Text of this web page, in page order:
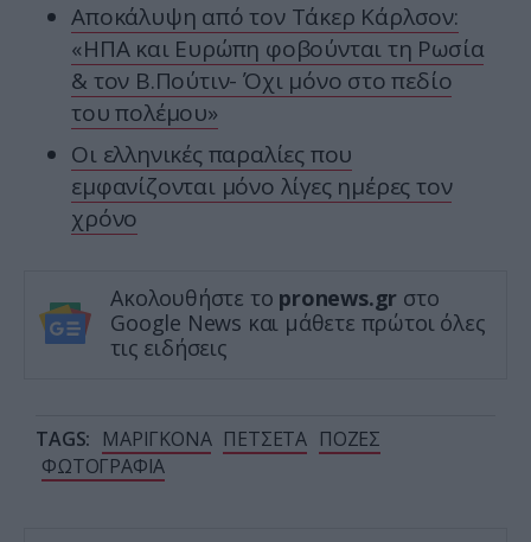
Αποκάλυψη από τον Τάκερ Κάρλσον:
«ΗΠΑ και Ευρώπη φοβούνται τη Ρωσία
& τον Β.Πούτιν- Όχι μόνο στο πεδίο
του πολέμου»
Οι ελληνικές παραλίες που
εμφανίζονται μόνο λίγες ημέρες τον
χρόνο
Ακολουθήστε το pronews.gr στο
Google News και μάθετε πρώτοι όλες
τις ειδήσεις
TAGS: ΜΑΡΙΓΚΟΝΑ ΠΕΤΣΕΤΑ ΠΟΖΕΣ
ΦΩΤΟΓΡΑΦΙΑ